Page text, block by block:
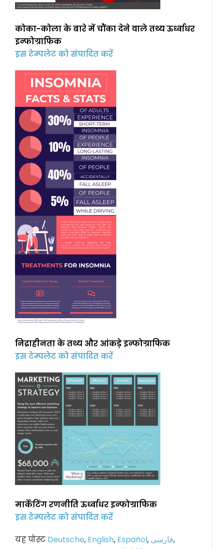
कोका-कोला के बारे में चौंका देने वाले तथ्य ऊर्ध्वाधर
इन्फोग्राफिक
इस टेम्पलेट को संपादित करें
निद्राहीनता के तथ्य और आंकड़े इन्फोग्राफिक
इस टेम्पलेट को संपादित करें
मार्केटिंग रणनीति ऊर्ध्वाधर इन्फोग्राफिक
इस टेम्पलेट को संपादित करें
यह पोस्ट Deutsche, English, Español, فارسی,